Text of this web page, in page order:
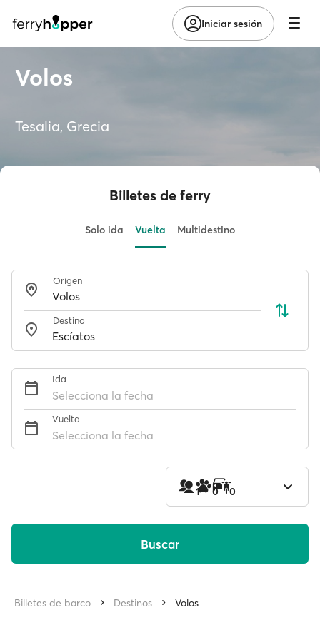
Iniciar sesión
Volos
Tesalia, Grecia
Billetes de ferry
Solo ida Vuelta Multidestino
Origen
Destino
Ida
Selecciona la fecha
Vuelta
Selecciona la fecha
1 0 0
Buscar
Billetes de barco Destinos Volos